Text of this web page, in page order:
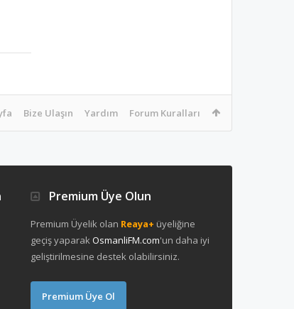
Bize Ulaşın Yardım Forum Kuralları
Premium Üye Olun
Premium Üyelik olan Reaya+ üyeliğine
geçiş yaparakOsmanliFM.com'un daha iyi
geliştirilmesine destek olabilirsiniz.
Premium Üye Ol